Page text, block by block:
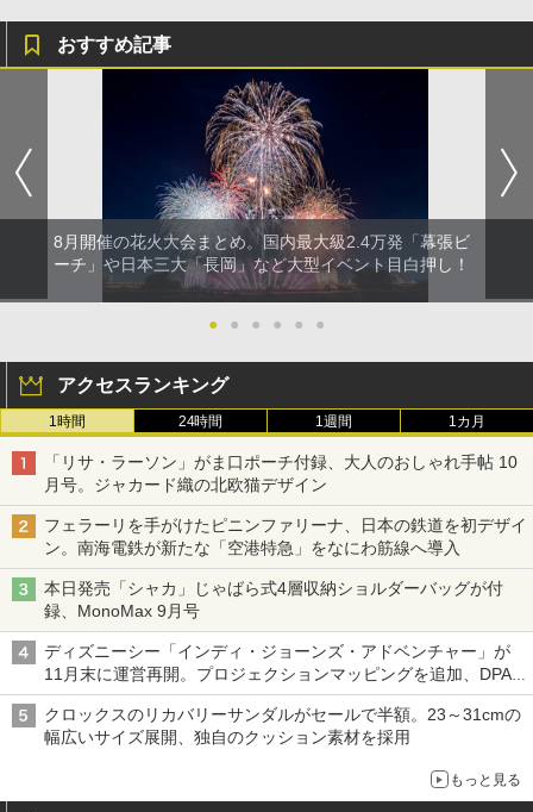
おすすめ記事
8月開催の花火大会まとめ。国内最大級2.4万発「幕張ビ
ーチ」や日本三大「長岡」など大型イベント目白押し！
● ● ● ● ● ●
アクセスランキング
1時間 24時間 1週間 1カ月
「リサ・ラーソン」がま口ポーチ付録、大人のおしゃれ手帖 10
月号。ジャカード織の北欧猫デザイン
フェラーリを手がけたピニンファリーナ、日本の鉄道を初デザイ
ン。南海電鉄が新たな「空港特急」をなにわ筋線へ導入
本日発売「シャカ」じゃばら式4層収納ショルダーバッグが付
録、MonoMax 9月号
ディズニーシー「インディ・ジョーンズ・アドベンチャー」が
11月末に運営再開。プロジェクションマッピングを追加、DPA
は1500円
クロックスのリカバリーサンダルがセールで半額。23～31cmの
幅広いサイズ展開、独自のクッション素材を採用
もっと見る